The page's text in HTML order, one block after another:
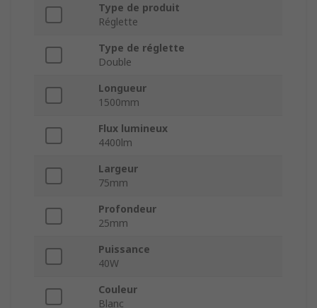
Type de produit
Réglette
Type de réglette
Double
Longueur
1500mm
Flux lumineux
4400lm
Largeur
75mm
Profondeur
25mm
Puissance
40W
Couleur
Blanc